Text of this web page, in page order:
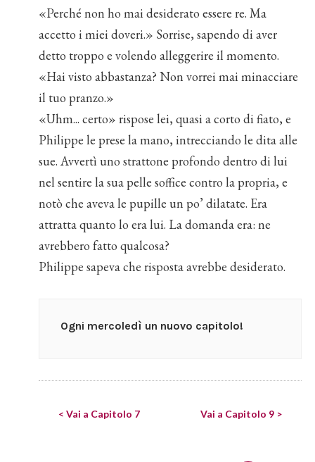
«Perché non ho mai desiderato essere re. Ma
accetto i miei doveri.» Sorrise, sapendo di aver
detto troppo e volendo alleggerire il momento.
«Hai visto abbastanza? Non vorrei mai minacciare
il tuo pranzo.»
«Uhm... certo» rispose lei, quasi a corto di fiato, e
Philippe le prese la mano, intrecciando le dita alle
sue. Avvertì uno strattone profondo dentro di lui
nel sentire la sua pelle soffice contro la propria, e
notò che aveva le pupille un po’ dilatate. Era
attratta quanto lo era lui. La domanda era: ne
avrebbero fatto qualcosa?
Philippe sapeva che risposta avrebbe desiderato.
Ogni mercoledì un nuovo capitolo!
< Vai a Capitolo 7 Vai a Capitolo 9 >